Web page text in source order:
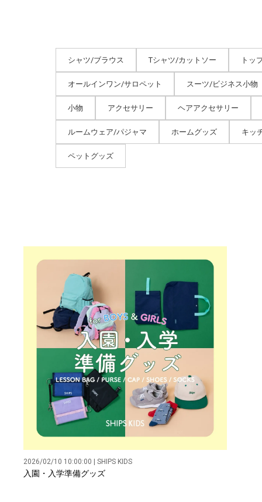
シャツ/ブラウス Tシャツ/カットソー トッ
オールインワン/サロペット スーツ/ビジネス小物
小物 アクセサリー ヘアアクセサリー
ルームウェア/パジャマ ホームグッズ キッ
ペットグッズ
2026/02/10 10:00:00 | SHIPS KIDS
入園・入学準備グッズ